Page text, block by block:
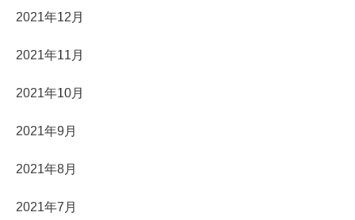
2021年12月
2021年11月
2021年10月
2021年9月
2021年8月
2021年7月